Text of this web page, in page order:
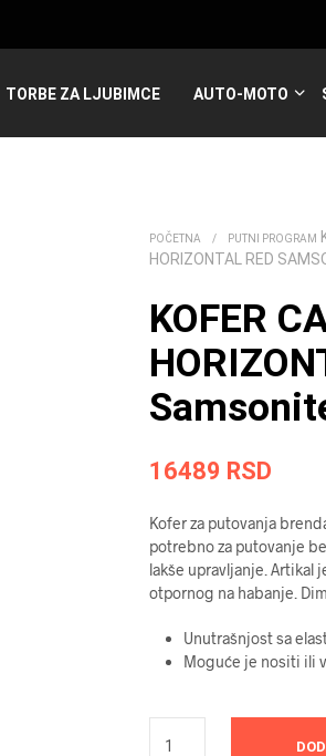
TORBE ZA LJUBIMCE AUTO-MOTO
POČETNA / PUTNI PROGRAM
HORIZONTAL RED
KOFER
16489 RSD
Kofer za putovanja
potrebno za putovanje
lakše upravljanje. Artikal
otpornog na habanje.
Unutrašnjost sa
Moguće je nositi ili